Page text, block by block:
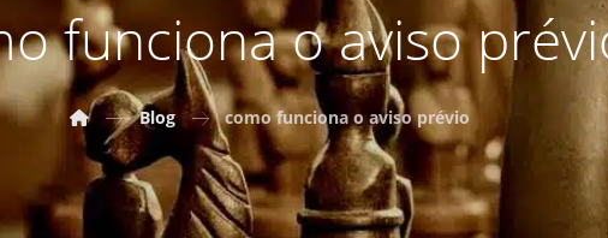
funciona o aviso
Blog como funciona o aviso prévio